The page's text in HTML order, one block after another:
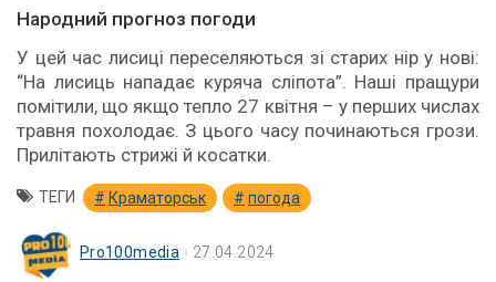
Народний прогноз погоди
У цей час лисиці переселяються зі старих нір у нові:
“На лисиць нападає куряча сліпота”. Наші пращури
помітили, що якщо тепло 27 квітня – у перших числах
травня похолодає. З цього часу починаються грози.
Прилітають стрижі й косатки.
ТЕГИ Краматорськ погода
Pro100media 27.04.2024